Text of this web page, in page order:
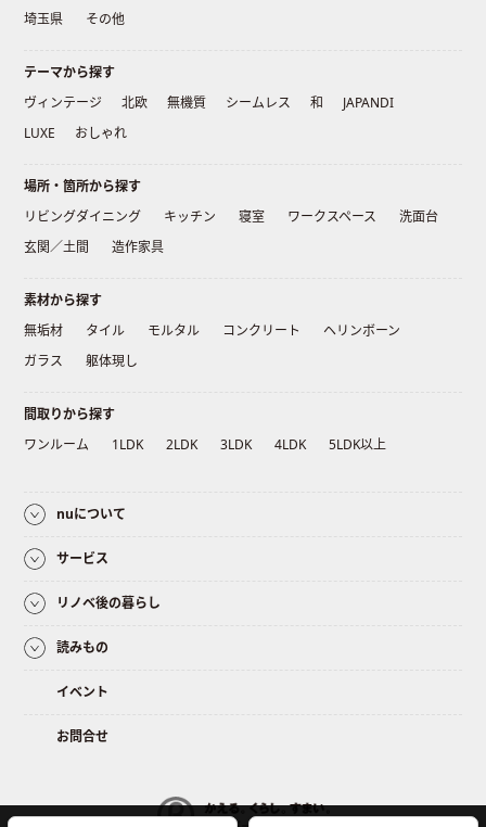
埼玉県
その他
テーマから探す
ヴィンテージ
北欧 無機質 シームレス 和
JAPANDI
LUXE
おしゃれ
場所・箇所から探す
リビングダイニング
キッチン 寝室 ワークスペース
洗面台
玄関／土間
造作家具
素材から探す
無垢材
タイル モルタル コンクリート
ヘリンボーン
ガラス
躯体現し
間取りから探す
ワンルーム
1LDK 2LDK 3LDK 4LDK 5LDK以上
nuについて
サービス
リノベ後の暮らし
読みもの
イベント
お問合せ